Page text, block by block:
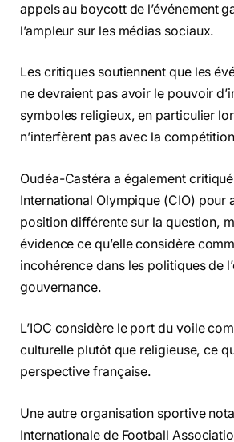
appels au boycott de l’événement
l’ampleur sur les médias sociaux.
Les critiques soutiennent que les
ne devraient pas avoir le pouvoir
symboles religieux, en particulier
n’interfèrent pas avec la
Oudéa-Castéra a également
International Olympique (CIO) pour
position différente sur la question,
évidence ce qu’elle considère
incohérence dans les politiques de
gouvernance.
L’IOC considère le port du voile
culturelle plutôt que religieuse, ce
perspective française.
Une autre organisation sportive
Internationale de Football